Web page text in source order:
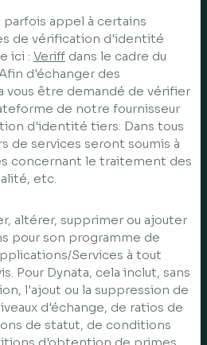
parfois appel à certains
de vérification d'identité
ici : Veriff dans le cadre du
d'échanger des
vous être demandé de vérifier
de notre fournisseur
d'identité tiers. Dans tous
de services seront soumis à
concernant le traitement des
etc.
altérer, supprimer ou ajouter
pour son programme de
Services à tout
Pour Dynata, cela inclut, sans
l'ajout ou la suppression de
d'échange, de ratios de
de statut, de conditions